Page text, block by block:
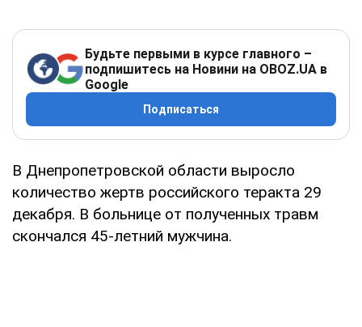
Будьте первыми в курсе главного –
подпишитесь на Новини на OBOZ.UA в
Google
Подписаться
В Днепропетровской области выросло
количество жертв российского теракта 29
декабря. В больнице от полученных травм
скончался 45-летний мужчина.